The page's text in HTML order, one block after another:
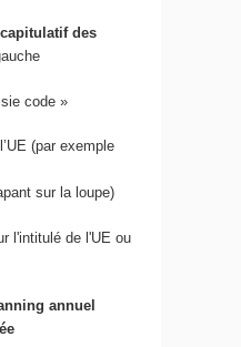
des
et Cécile Briec,
des
code »
(par exemple
sur la loupe)
l'intitulé de l'UE ou
annuel